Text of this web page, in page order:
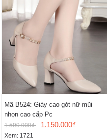
Mã B524: Giày cao gót nữ mũi
nhọn cao cấp Pc
1.590.000₫ 1.150.000₫
Xem: 1721